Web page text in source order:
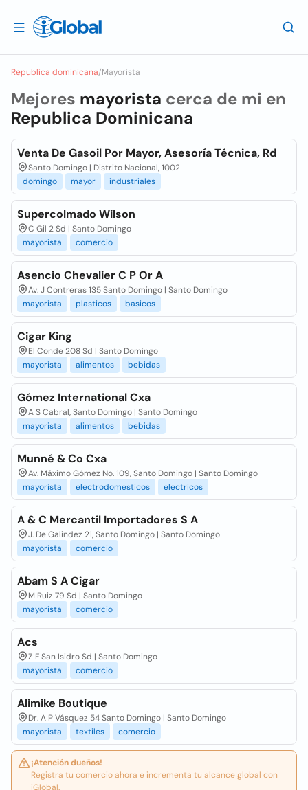
Republica dominicana/Mayorista
Mejores mayorista cerca de mi en
Republica Dominicana
Venta De Gasoil Por Mayor, Asesoría Técnica, Rd
Santo Domingo | Distrito Nacional, 1002
domingo
mayor industriales
Supercolmado Wilson
C Gil 2 Sd | Santo Domingo
mayorista
comercio
Asencio Chevalier C P Or A
Av. J Contreras 135 Santo Domingo | Santo Domingo
mayorista
plasticos basicos
Cigar King
El Conde 208 Sd | Santo Domingo
mayorista
alimentos bebidas
Gómez International Cxa
A S Cabral, Santo Domingo | Santo Domingo
mayorista
alimentos bebidas
Munné & Co Cxa
Av. Máximo Gómez No. 109, Santo Domingo | Santo Domingo
mayorista
electrodomesticos electricos
A & C Mercantil Importadores S A
J. De Galindez 21, Santo Domingo | Santo Domingo
mayorista
comercio
Abam S A Cigar
M Ruiz 79 Sd | Santo Domingo
mayorista
comercio
Acs
Z F San Isidro Sd | Santo Domingo
mayorista
comercio
Alimike Boutique
Dr. A P Vásquez 54 Santo Domingo | Santo Domingo
mayorista
textiles comercio
¡Atención dueños!
Registra tu comercio ahora e incrementa tu alcance global con
iGlobal.